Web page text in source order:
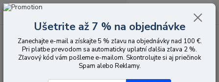
Menu
0,00 EUR
Ušetrite až 7 % na objednávke
Zanechajte e-mail a získajte 5 % zľavu na objednávky nad 100 €.
Pri platbe prevodom sa automaticky uplatní ďalšia zľava 2 %.
Zľavový kód vám pošleme e-mailom. Skontrolujte si aj priečinok
Spam alebo Reklamy.